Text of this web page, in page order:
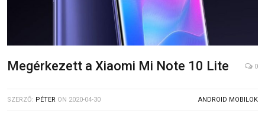
Megérkezett a Xiaomi Mi Note 10 Lite 0
SZERZŐ: PÉTER ON 2020-04-30 ANDROID MOBILOK